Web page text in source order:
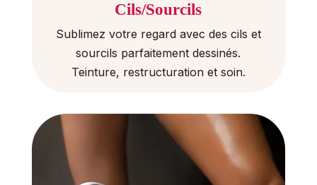
Cils/Sourcils
Sublimez votre regard avec des cils et
sourcils parfaitement dessinés.
Teinture, restructuration et soin.